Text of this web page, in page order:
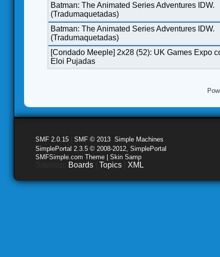
Batman: The Animated Series Adventures IDW.
(Tradumaquetadas)
Batman: The Animated Series Adventures IDW.
(Tradumaquetadas)
[Condado Meeple] 2x28 (52): UK Games Expo
Eloi Pujadas
SMF 2.0.15 SMF © 2013 Simple Machines
SimplePortal 2.3.5 © 2008-2012, SimplePortal
SMFSimple.com Theme | Skin Samp
Boards Topics XML